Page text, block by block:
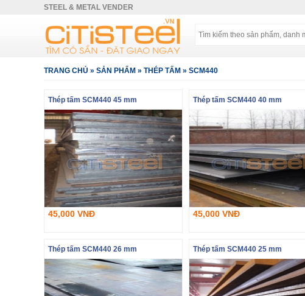
STEEL & METAL VENDER
TRANG CHỦ » SẢN PHẨM » THÉP TẤM » SCM440
Thép tấm SCM440 45 mm
45,000 VNĐ
Thép tấm SCM440 40 mm
45,000 VNĐ
Thép tấm SCM440 26 mm Thép tấm SCM440 25 mm